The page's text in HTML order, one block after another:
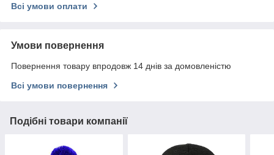
Всі умови оплати
Умови повернення
Повернення товару впродовж 14 днів за домовленістю
Всі умови повернення
Подібні товари компанії